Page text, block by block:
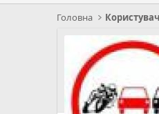
Головна